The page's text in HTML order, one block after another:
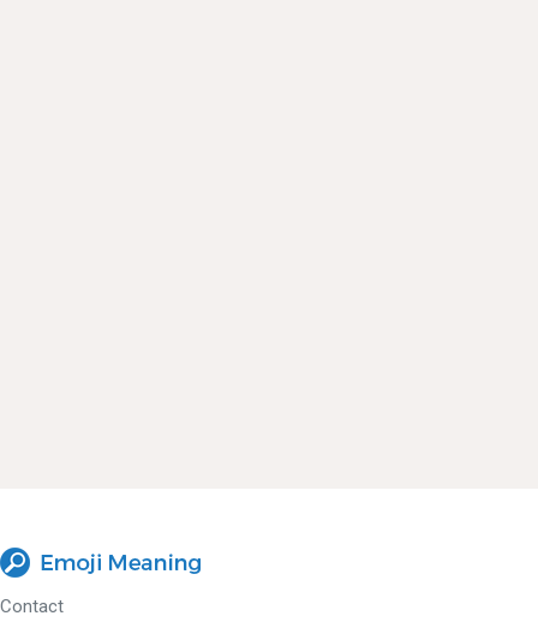
Contact